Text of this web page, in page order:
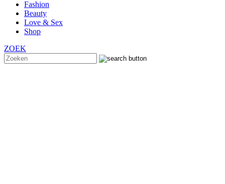
Fashion
Beauty
Love & Sex
Shop
ZOEK